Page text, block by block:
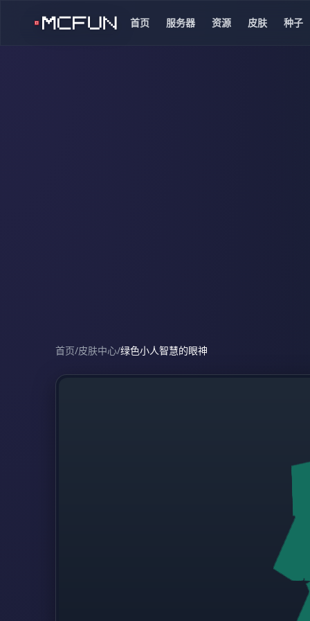
首页 服务器 资源 皮肤 种子
首页/皮肤中心/绿色小人智慧的眼神